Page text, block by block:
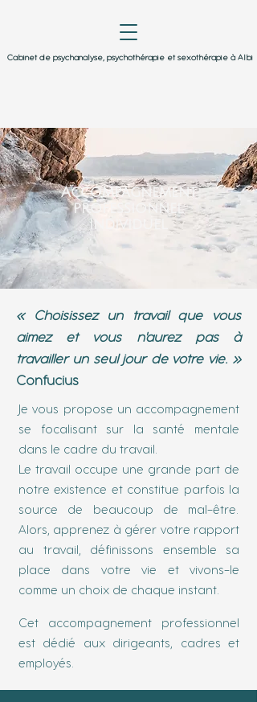
Cabinet de psychanalyse, psychothérapie et sexothérapie à Albi
Accompagnement
professionnel
individuel
« Choisissez un travail que vous
aimez et vous n'aurez pas à
travailler un seul jour de votre vie. »
Confucius
Je vous propose un accompagnement
se focalisant sur la santé mentale
dans le cadre du travail.
Le travail occupe une grande part de
notre existence et constitue parfois la
source de beaucoup de mal-être.
Alors, apprenez à gérer votre rapport
au travail, définissons ensemble sa
place dans votre vie et vivons-le
comme un choix de chaque instant.
Cet accompagnement professionnel
est dédié aux dirigeants, cadres et
employés.